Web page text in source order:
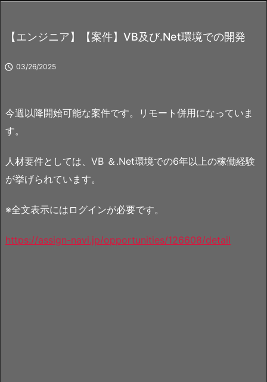
【エンジニア】【案件】VB及び.Net環境での開発
 03/26/2025
今週以降開始可能な案件です。リモート併用になっていま
す。
人材要件としては、VB ＆.Net環境での6年以上の稼働経験
が挙げられています。
※全文表示にはログインが必要です。
https://assign-navi.jp/opportunities/126608/detail